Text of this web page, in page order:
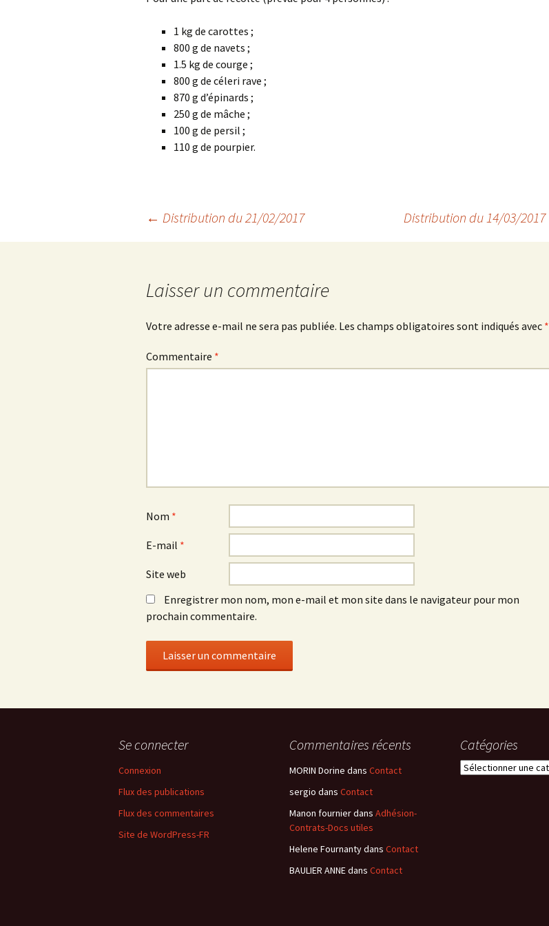
1 kg de carottes ;
800 g de navets ;
1.5 kg de courge ;
800 g de céleri rave ;
870 g d’épinards ;
250 g de mâche ;
100 g de persil ;
110 g de pourpier.
Navigation
← Distribution du 21/02/2017 Distribution du 14/03/2017
Laisser un commentaire
Votre adresse e-mail ne sera pas publiée. Les champs obligatoires sont indiqués avec *
Commentaire *
Nom *
E-mail *
Site web
Enregistrer mon nom, mon e-mail et mon site dans le navigateur pour mon
prochain commentaire.
Se connecter
Connexion
Flux des publications
Flux des commentaires
Site de WordPress-FR
Commentaires récents
MORIN Dorine dans Contact
sergio dans Contact
Manon fournierdans Adhésion-
Contrats-Docs utiles
Helene Fournantydans Contact
BAULIER ANNEdans Contact
Catégories
Catégories